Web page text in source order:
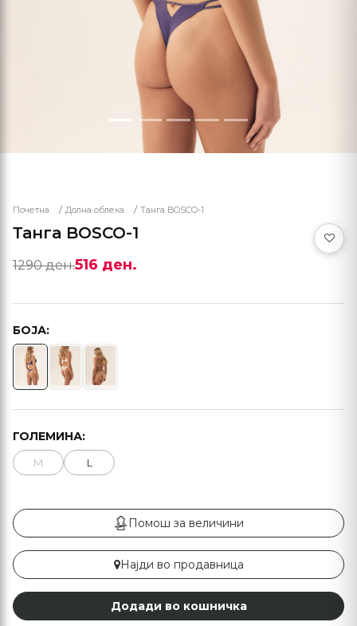
Почетна Долна облека Танга BOSCO-1
Танга BOSCO-1
1290 ден.516 ден.
БОЈА:
ГОЛЕМИНА:
M L
Помош за величини
Најди во продавница
Додади во кошничка